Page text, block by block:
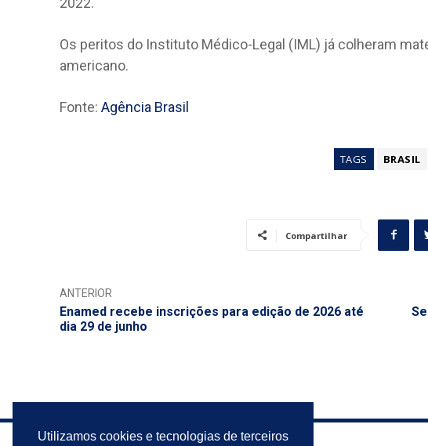
Utilizamos cookies e tecnologias de terceiros
Os peritos do Instituto Médico-Legal (IML) já colheram
americano.
Fonte: Agência Brasil
TAGS BRASIL
Compartilhar
ANTERIOR
Enamed recebe inscrições para edição de 2026 até
dia 29 de junho